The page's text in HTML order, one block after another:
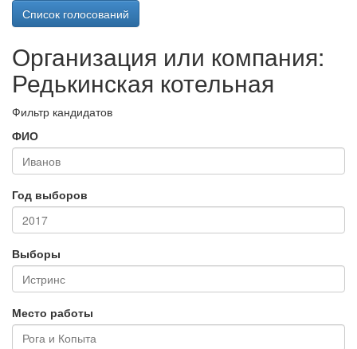
Список голосований
Организация или компания:
Редькинская котельная
Фильтр кандидатов
ФИО
Год выборов
Выборы
Место работы